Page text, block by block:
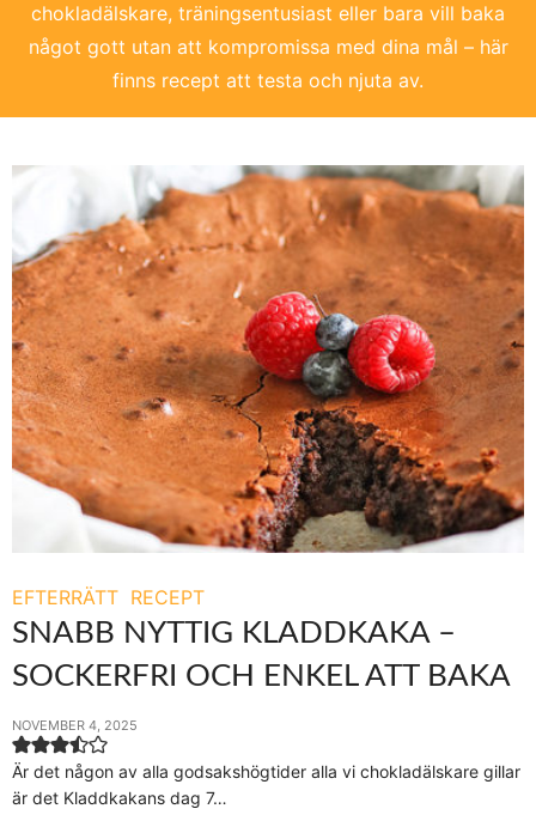
chokladälskare, träningsentusiast eller bara vill baka
något gott utan att kompromissa med dina mål – här
finns recept att testa och njuta av.
EFTERRÄTT RECEPT
SNABB NYTTIG KLADDKAKA –
SOCKERFRI OCH ENKEL ATT BAKA
NOVEMBER 4, 2025
Är det någon av alla godsakshögtider alla vi chokladälskare gillar
är det Kladdkakans dag 7…